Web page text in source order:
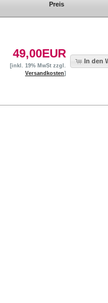
Preis
49,00EUR
[inkl. 19% MwSt zzgl.
Versandkosten]
In den